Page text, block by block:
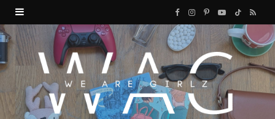
F
a
c
e
b
I
n
s
a
P
n
e
Y
o
u
u
T
i
k
R
S